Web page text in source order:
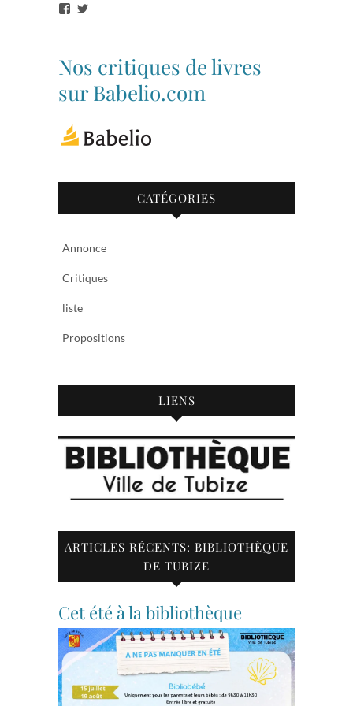
Voir
bibliothequetubize
sur
Facebook
Tuclasakoi
sur
Twitter
Nos critiques de livres
sur Babelio.com
CATÉGORIES
Annonce
Critiques
liste
Propositions
LIENS
ARTICLES RÉCENTS: BIBLIOTHÈQUE
DE TUBIZE
Cet été à la bibliothèque